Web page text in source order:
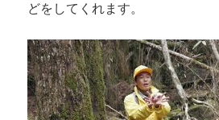
どをしてくれます。